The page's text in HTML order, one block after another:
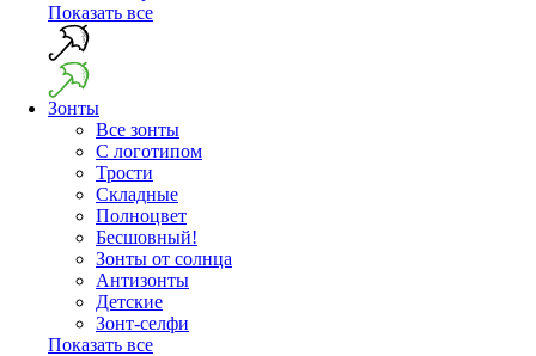
Показать все
Зонты
Все зонты
С логотипом
Трости
Складные
Полноцвет
Бесшовный!
Зонты от солнца
Антизонты
Детские
Зонт-селфи
Показать все